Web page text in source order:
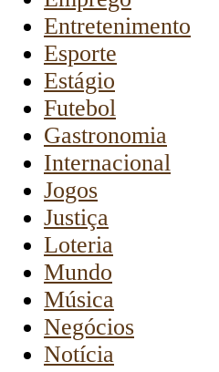
Entretenimento
Esporte
Estágio
Futebol
Gastronomia
Internacional
Jogos
Justiça
Loteria
Mundo
Música
Negócios
Notícia